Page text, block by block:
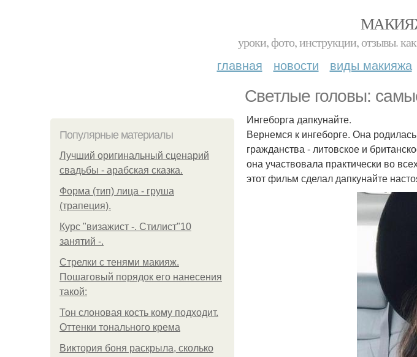
уроки, фото, инструкции, отзывы.
главная новости виды макияжа
Светлые головы:
Популярные материалы
Лучший оригинальный сценарий
свадьбы - арабская сказка.
Форма (тип) лица - груша
(трапеция).
Курс "визажист -. Стилист"10
занятий -.
Стрелки с тенями макияж.
Пошаговый порядок его нанесения
такой:
Тон слоновая кость кому подходит.
Оттенки тонального крема
Виктория боня раскрыла, сколько
Ингеборга дапкунайте.
Вернемся к ингеборге. Она
гражданства - литовское и
она участвовала практически во
этот фильм сделал дапкунайте